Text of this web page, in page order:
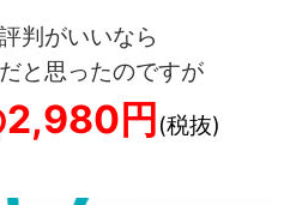
判がいいなら
と思ったのですが
円 (税抜)